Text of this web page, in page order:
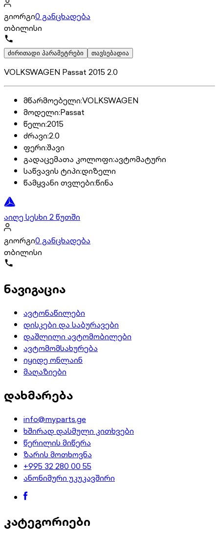
გიორგი0 განცხადება
თბილისი
ძირითადი პარამეტრები თავსებადია
VOLKSWAGEN Passat 2015 2.0
მწარმოებელი:VOLKSWAGEN
მოდელი:Passat
წელი:2015
ძრავი:2.0
ფერი:შავი
გადაცემათა კოლოფი:ავტომატური
საწვავის ტიპი:დიზელი
წამყვანი თვლები:წინა
აიღე სესხი 2 წუთში
გიორგი0 განცხადება
თბილისი
ნავიგაცია
ავტონაწილები
დისკები და საბურავები
დაშლილი ავტომობილები
ავტომომსახურება
იყიდე ონლაინ
მაღაზიები
დახმარება
info@myparts.ge
ხშირად დასმული კითხვები
წერილის მიწერა
ზარის მოთხოვნა
+995 32 280 00 55
ანონიმური უკუკავშირი
კატეგორიები